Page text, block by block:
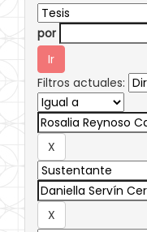
por
Filtros actuales: